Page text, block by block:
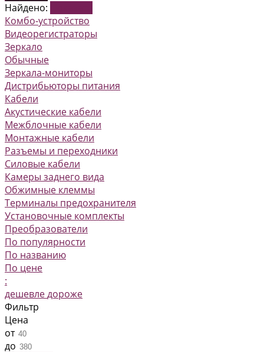
Найдено:
Комбо-устройство
Видеорегистраторы
Зеркало
Обычные
Зеркала-мониторы
Дистрибьюторы питания
Кабели
Акустические кабели
Межблочные кабели
Монтажные кабели
Разъемы и переходники
Силовые кабели
Камеры заднего вида
Обжимные клеммы
Терминалы предохранителя
Установочные комплекты
Преобразователи
По популярности
По названию
По цене
:
дешевледороже
Фильтр
Цена
от
до